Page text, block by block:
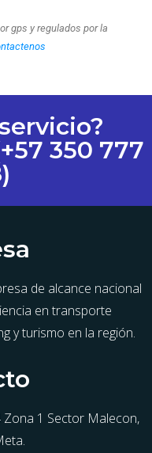
gps y regulados por la
350 777
de alcance nacional
en transporte
y turismo en la región.
1 Sector Malecon,